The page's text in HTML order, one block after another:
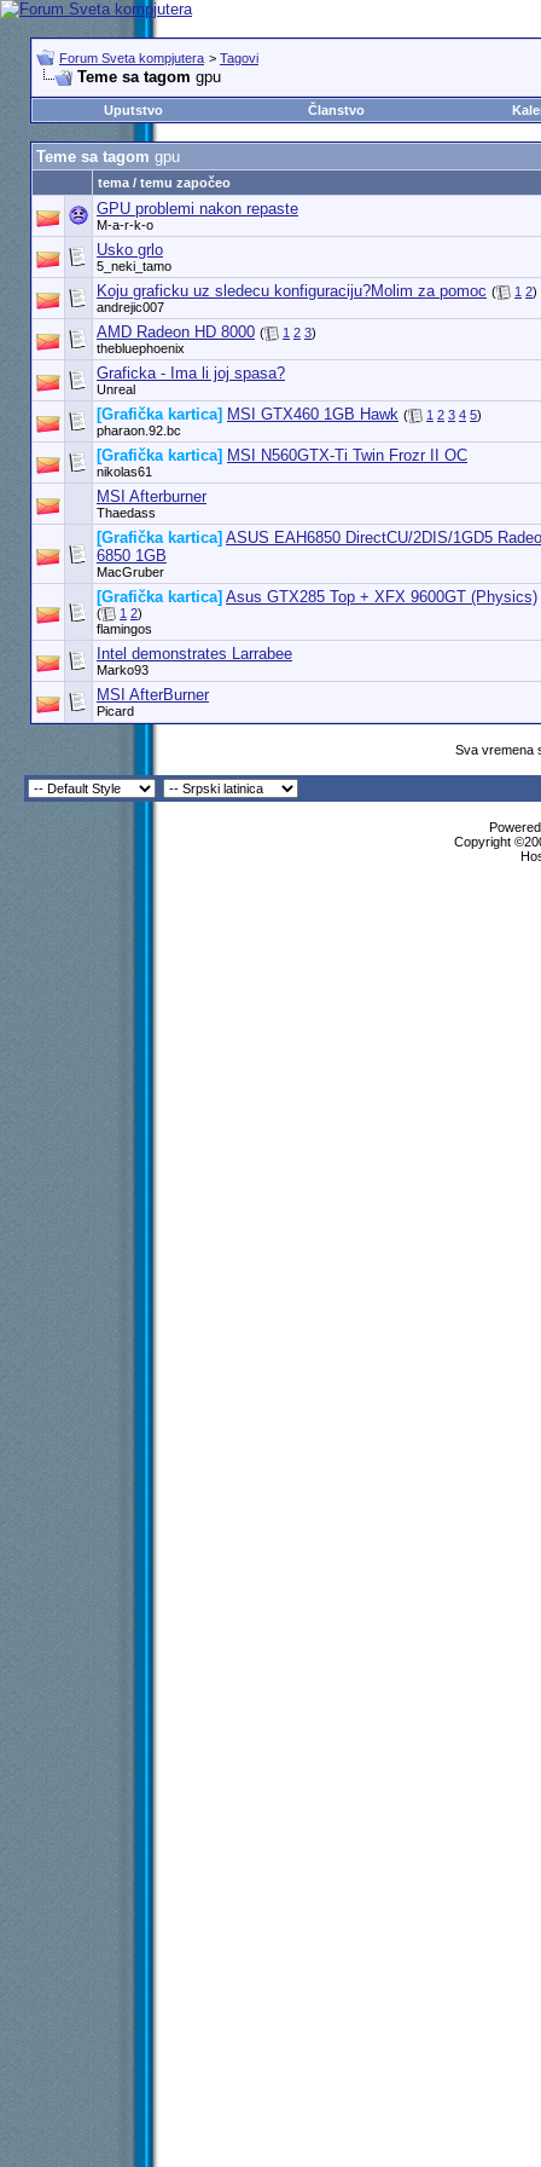
Forum Sveta kompjutera > Tagovi
Teme sa tagom gpu
Uputstvo Članstvo
Teme sa tagom gpu
tema / temu započeo
GPU problemi nakon repaste
M-a-r-k-o
Usko grlo
5_neki_tamo
Koju graficku uz sledecu konfiguraciju?Molim za pomoc ( 1 2)
andrejic007
AMD Radeon HD 8000 ( 1 2 3)
thebluephoenix
Graficka - Ima li joj spasa?
Unreal
[Grafička kartica] MSI GTX460 1GB Hawk ( 1 2 3 4 5)
pharaon.92.bc
[Grafička kartica] MSI N560GTX-Ti Twin Frozr II OC
nikolas61
MSI Afterburner
Thaedass
[Grafička kartica] ASUS EAH6850 DirectCU/2DIS/1GD5
6850 1GB
MacGruber
[Grafička kartica] Asus GTX285 Top + XFX 9600GT (Physics)
( 1 2)
flamingos
Intel demonstrates Larrabee
Marko93
MSI AfterBurner
Picard
Sva vremena
Copyright